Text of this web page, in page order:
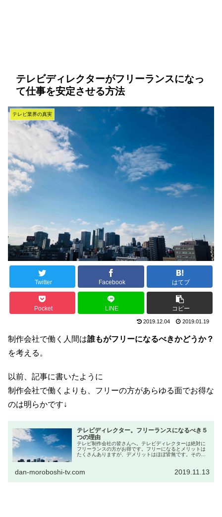
テレビディレクターがフリーランスになっ
て仕事を安定させる方法
テレビ業界の真実
Twitter Facebook はてブ
Pocket LINE コピー
2019.12.04 2019.01.19
制作会社で働く人間は誰もがフリーになるべきかどうか？
を考える。
以前、記事に書いたように
制作会社で働くよりも、フリーの方があらゆる面でお得な
のは明らかです↓
テレビディレクター。フリーランスになるべき５
つの理由
テレビ制作会社の皆さんへ。テレビディレクターは絶対に
フリーランスの方がお得です。フリーになるとメリットは
たくさんありますが、デメリットはほぼ皆無です。その理
dan-moroboshi-tv.com 2019.11.13